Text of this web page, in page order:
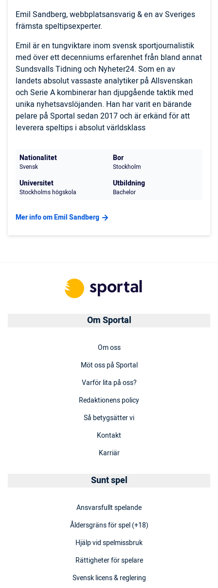
Emil Sandberg, webbplatsansvarig & en av Sveriges
främsta speltipsexperter.
Emil är en tungviktare inom svensk sportjournalistik
med över ett decenniums erfarenhet från bland annat
Sundsvalls Tidning och Nyheter24. Som en av
landets absolut vassaste analytiker på Allsvenskan
och Serie A kombinerar han djupgående taktik med
unika nyhetsavslöjanden. Han har varit en bärande
pelare på Sportal sedan 2017 och är erkänd för att
leverera speltips i absolut världsklass
Nationalitet
Svensk
Bor
Stockholm
Universitet
Stockholms högskola
Utbildning
Bachelor
Mer info om Emil Sandberg
Om Sportal
Om oss
Möt oss på Sportal
Varför lita på oss?
Redaktionens policy
Så betygsätter vi
Kontakt
Karriär
Sunt spel
Ansvarsfullt spelande
Åldersgräns för spel (+18)
Hjälp vid spelmissbruk
Rättigheter för spelare
Svensk licens & reglering